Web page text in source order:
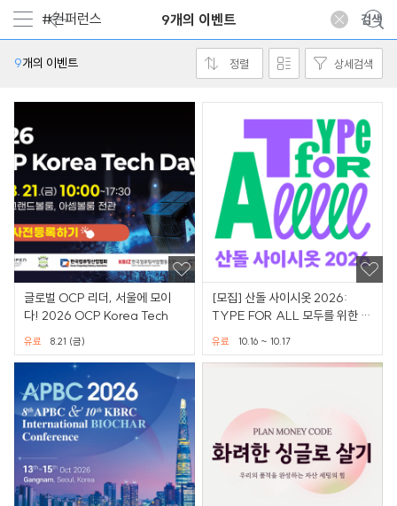
9개의 이벤트
9개의 이벤트 정렬 상세검색
글로벌 OCP 리더, 서울에 모이
다! 2026 OCP Korea Tech
8.21 (금)
유료
[모집] 산돌 사이시옷 2026:
TYPE FOR ALL 모두를 위한 문
자
10.16 ~ 10.17
유료